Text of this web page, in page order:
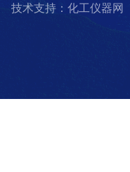
技术支持：化工仪器网